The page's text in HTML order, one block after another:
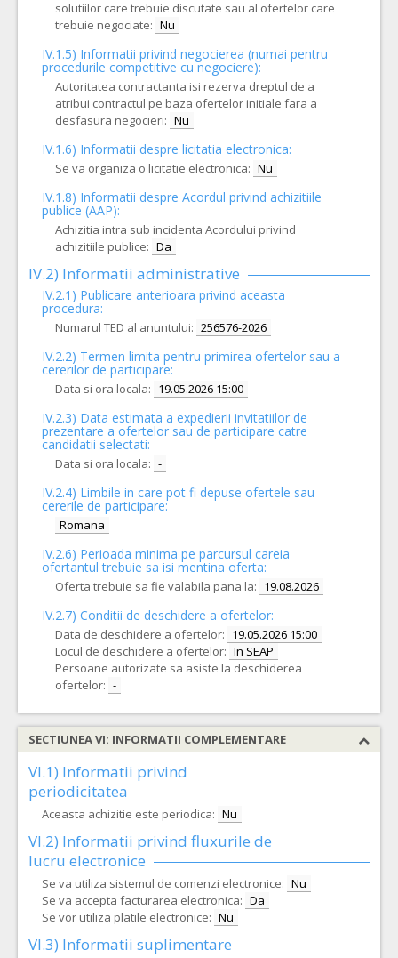
solutiilor care trebuie discutate sau al ofertelor care
trebuie negociate: Nu
IV.1.5) Informatii privind negocierea (numai pentru
procedurile competitive cu negociere):
Autoritatea contractanta isi rezerva dreptul de a
atribui contractul pe baza ofertelor initiale fara a
desfasura negocieri: Nu
IV.1.6) Informatii despre licitatia electronica:
Se va organiza o licitatie electronica: Nu
IV.1.8) Informatii despre Acordul privind achizitiile
publice (AAP):
Achizitia intra sub incidenta Acordului privind
achizitiile publice: Da
IV.2) Informatii administrative
IV.2.1) Publicare anterioara privind aceasta
procedura:
Numarul TED al anuntului: 256576-2026
IV.2.2) Termen limita pentru primirea ofertelor sau a
cererilor de participare:
Data si ora locala: 19.05.2026 15:00
IV.2.3) Data estimata a expedierii invitatiilor de
prezentare a ofertelor sau de participare catre
candidatii selectati:
Data si ora locala: -
IV.2.4) Limbile in care pot fi depuse ofertele sau
cererile de participare:
Romana
IV.2.6) Perioada minima pe parcursul careia
ofertantul trebuie sa isi mentina oferta:
Oferta trebuie sa fie valabila pana la: 19.08.2026
IV.2.7) Conditii de deschidere a ofertelor:
Data de deschidere a ofertelor: 19.05.2026 15:00
Locul de deschidere a ofertelor: In SEAP
Persoane autorizate sa asiste la deschiderea
ofertelor: -
SECTIUNEA VI: INFORMATII COMPLEMENTARE
VI.1) Informatii privind
periodicitatea
Aceasta achizitie este periodica: Nu
VI.2) Informatii privind fluxurile de
lucru electronice
Se va utiliza sistemul de comenzi electronice: Nu
Se va accepta facturarea electronica: Da
Se vor utiliza platile electronice: Nu
VI.3) Informatii suplimentare